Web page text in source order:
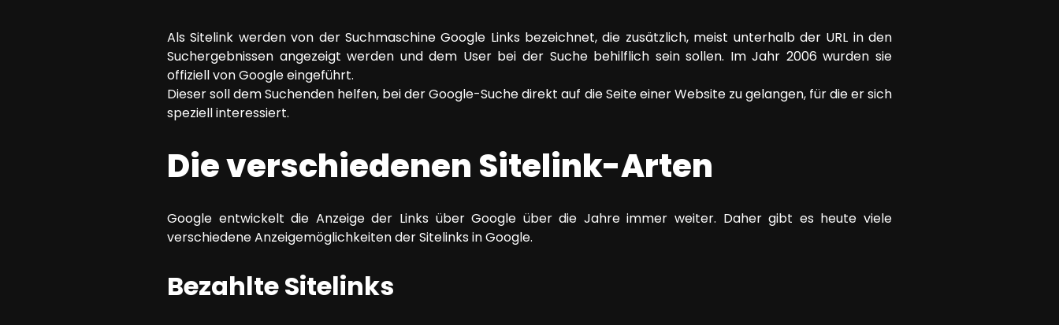
Google Ads Kampagnen-Beratung
Software Architektur Beratung
Als Sitelink werden von der Suchmaschine Google Links bezeichnet, die zusätzlich, meist unterhalb der URL in den
Suchergebnissen angezeigt werden und dem User bei der Suche behilflich sein sollen. Im Jahr 2006 wurden sie
offiziell von Google eingeführt.
Dieser soll dem Suchenden helfen, bei der Google-Suche direkt auf die Seite einer Website zu gelangen, für die er sich
speziell interessiert.
Die verschiedenen Sitelink-Arten
Google entwickelt die Anzeige der Links über Google über die Jahre immer weiter. Daher gibt es heute viele
verschiedene Anzeigemöglichkeiten der Sitelinks in Google.
Bezahlte Sitelinks